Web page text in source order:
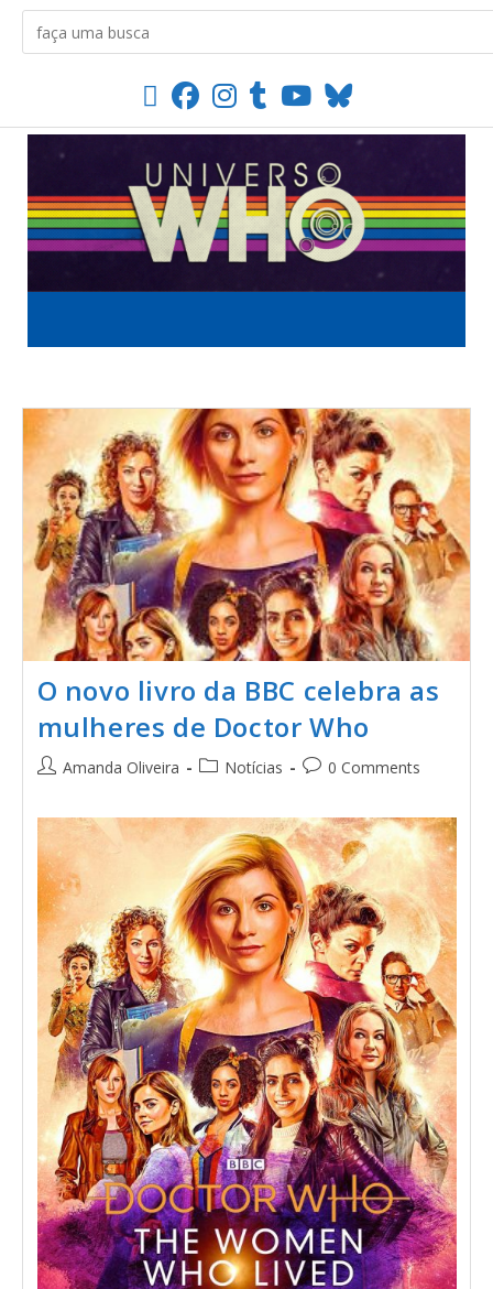
O novo livro da BBC celebra as
mulheres de Doctor Who
Amanda Oliveira Notícias 0 Comments